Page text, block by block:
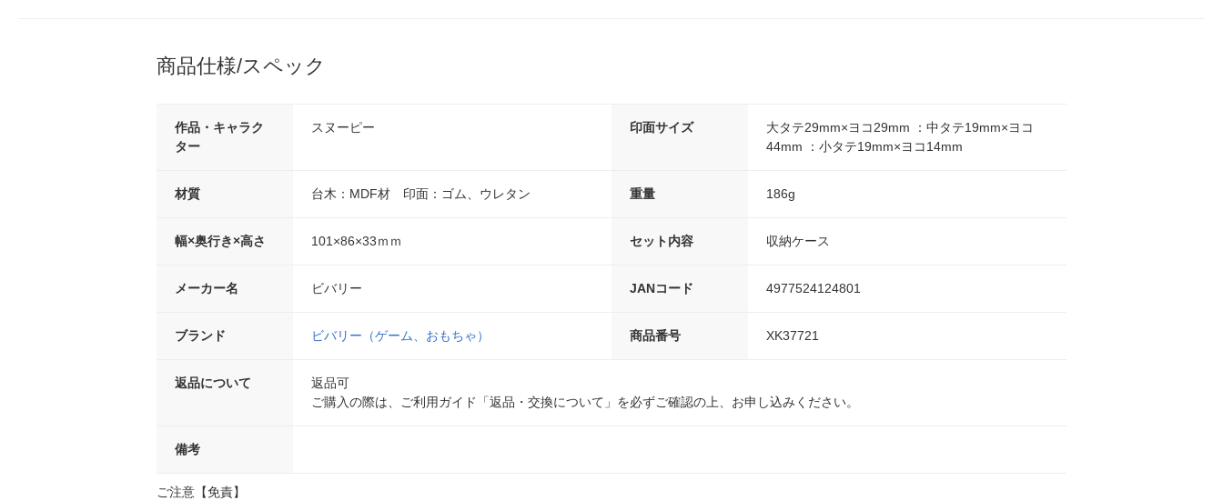
商品仕様/スペック
作品・キャラク
ター
スヌーピー 印面サイズ
大タテ29mm×ヨコ29mm ：中タテ19mm×ヨコ
44mm ：小タテ19mm×ヨコ14mm
材質 台木：MDF材 印面：ゴム、ウレタン 重量 186g
幅×奥行き×高さ 101×86×33ｍｍ セット内容 収納ケース
メーカー名 ビバリー JANコード 4977524124801
ブランド ビバリー（ゲーム、おもちゃ） 商品番号 XK37721
返品について
返品可
ご購入の際は、ご利用ガイド「返品・交換について」を必ずご確認の上、お申し込みください。
備考
ご注意【免責】